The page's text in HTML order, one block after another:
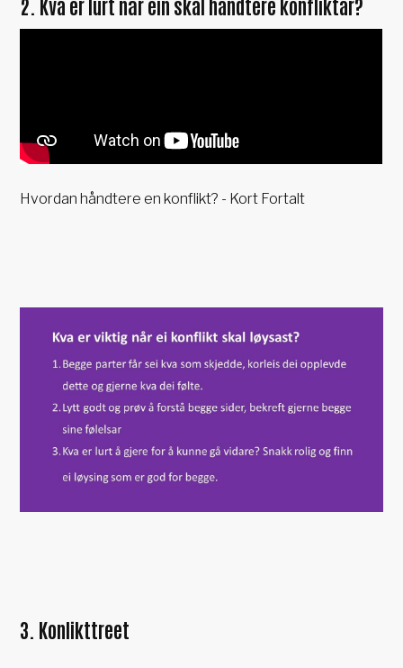
2. Kva er lurt når ein skal handtere konfliktar?
Hvordan håndtere en konflikt? - Kort Fortalt
3. Konlikttreet